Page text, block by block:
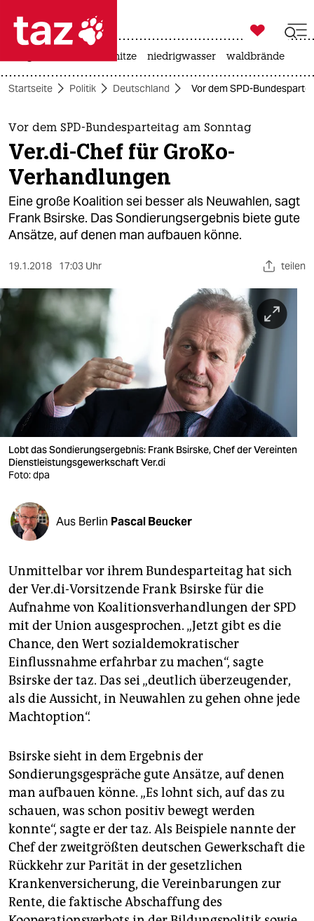
 taz zahl ich
taz zahl ich
themen
politik
öko
gesellschaft
sport
berlin
nord
wahrheit
verlag
verlag
veranstaltungen
fragen & hilfe
abo
genossenschaft
epaper login

taz zahl ich
hitze niedrigwasser waldbrände
Startseite Politik Deutschland Vor dem SPD-
Vor dem SPD-Bundesparteitag am Sonntag
Ver.di-Chef für GroKo-
Verhandlungen
Eine große Koalition sei besser als Neuwahlen, sagt
Frank Bsirske. Das Sondierungsergebnis biete gute
Ansätze, auf denen man aufbauen könne.
19.1.2018 17:03 Uhr teilen
Lobt das Sondierungsergebnis: Frank Bsirske, Chef der Vereinten
Dienstleistungsgewerkschaft Ver.di
Foto: dpa
Aus Berlin Pascal Beucker
Unmittelbar vor ihrem Bundesparteitag hat sich
der Ver.di-Vorsitzende Frank Bsirske für die
Aufnahme von Koalitionsverhandlungen der SPD
mit der Union ausgesprochen. „Jetzt gibt es die
Chance, den Wert sozialdemokratischer
Einflussnahme erfahrbar zu machen“, sagte
Bsirske der taz. Das sei „deutlich überzeugender,
als die Aussicht, in Neuwahlen zu gehen ohne jede
Machtoption“.
Bsirske sieht in dem Ergebnis der
Sondierungsgespräche gute Ansätze, auf denen
man aufbauen könne. „Es lohnt sich, auf das zu
schauen, was schon positiv bewegt werden
konnte“, sagte er der taz. Als Beispiele nannte der
Chef der zweitgrößten deutschen Gewerkschaft die
Rückkehr zur Parität in der gesetzlichen
Krankenversicherung, die Vereinbarungen zur
Rente, die faktische Abschaffung des